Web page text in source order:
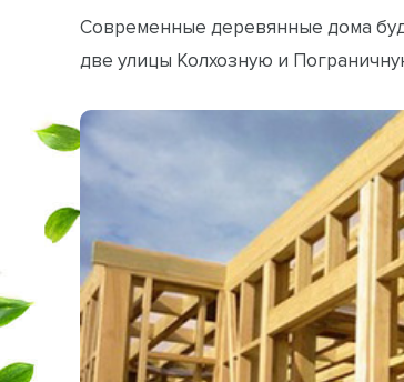
Современные деревянные дома
две улицы Колхозную и